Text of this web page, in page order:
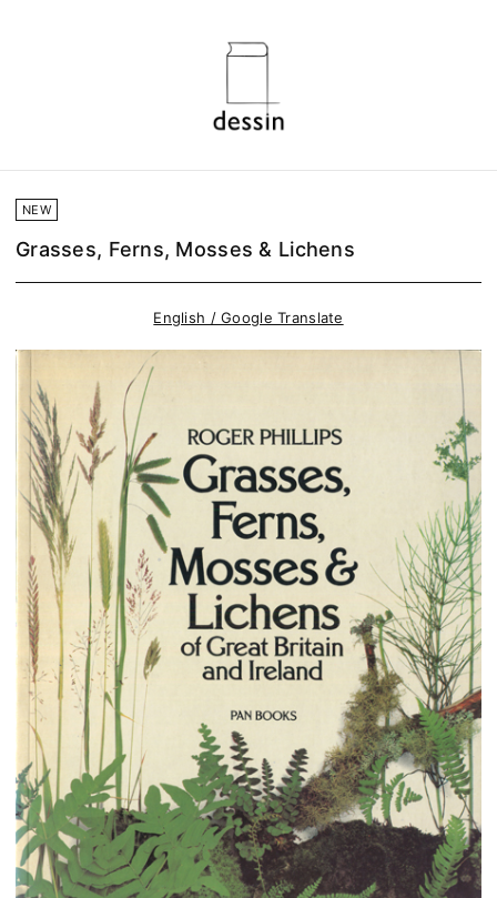
NEW
Grasses, Ferns, Mosses & Lichens
English / Google Translate